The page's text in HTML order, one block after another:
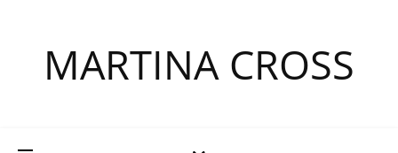
MARTINA CROSS